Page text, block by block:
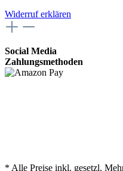
Widerruf erklären
Social Media
Zahlungsmethoden
* Alle Preise inkl. gesetzl.